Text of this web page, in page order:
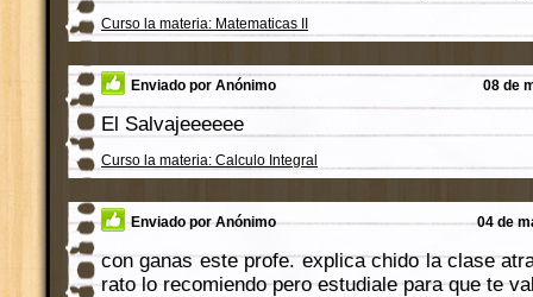
Curso la materia: Matematicas II
Enviado por Anónimo 08 de
El Salvajeeeeee
Curso la materia: Calculo Integral
Enviado por Anónimo 04 de
con ganas este profe. explica chido la clase
rato lo recomiendo pero estudiale para que te